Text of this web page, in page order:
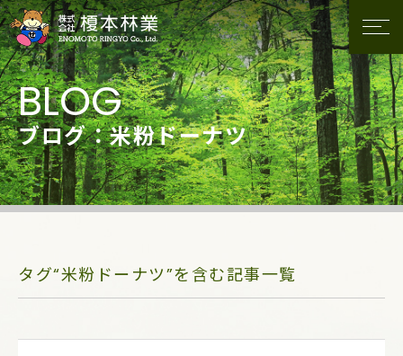
ブログ：米粉ドーナツ
タグ“米粉ドーナツ”を含む記事一覧